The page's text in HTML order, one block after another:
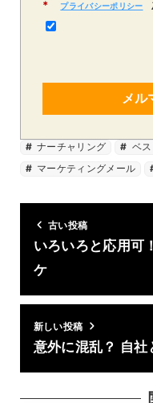
* プライバシーポリシー
メル
ナーチャリング
ベ
マーケティングメール
古い投稿
いろいろと応用可
ケ
新しい投稿
意外に混乱？ 自